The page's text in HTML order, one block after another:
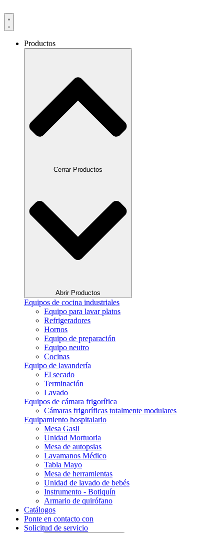
Productos
Cerrar Productos
Abrir Productos
Equipos de cocina industriales
Equipo para lavar platos
Refrigeradores
Hornos
Equipo de preparación
Equipo neutro
Cocinas
Equipo de lavandería
El secado
Terminación
Lavado
Equipos de cámara frigorífica
Cámaras frigoríficas totalmente modulares
Equipamiento hospitalario
Mesa Gasil
Unidad Mortuoria
Mesa de autopsias
Lavamanos Médico
Tabla Mayo
Mesa de herramientas
Unidad de lavado de bebés
Instrumento - Botiquín
Armario de quirófano
Catálogos
Ponte en contacto con
Solicitud de servicio